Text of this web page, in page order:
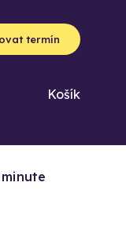
termín
Košík